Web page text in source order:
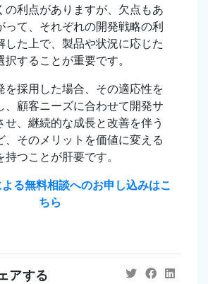
の利点がありますが、欠点もあ
って、それぞれの開発戦略の利
した上で、製品や状況に応じた
することが重要です。
を採用した場合、その適応性を
、顧客ニーズに合わせて開発サ
せ、継続的な成長と改善を伴う
、そのメリットを価値に変える
つことが肝要です。
る無料相談へのお申し込みはこ
ちら
アする